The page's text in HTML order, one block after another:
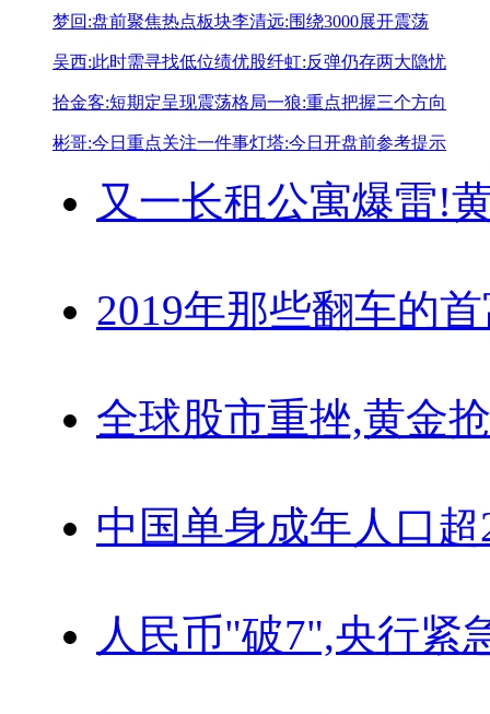
梦回:盘前聚焦热点板块李清远:围绕3000展开震荡
吴西:此时需寻找低位绩优股纤虹:反弹仍存两大隐忧
拾金客:短期定呈现震荡格局一狼:重点把握三个方向
彬哥:今日重点关注一件事灯塔:今日开盘前参考提示
又一长租公寓爆雷!
2019年那些翻车的
全球股市重挫,黄金
中国单身成年人口超
人民币"破7",央行紧